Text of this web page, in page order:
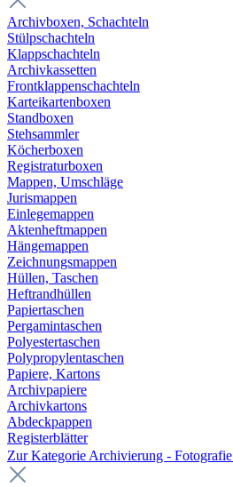
Archivboxen, Schachteln
Stülpschachteln
Klappschachteln
Archivkassetten
Frontklappenschachteln
Karteikartenboxen
Standboxen
Stehsammler
Köcherboxen
Registraturboxen
Mappen, Umschläge
Jurismappen
Einlegemappen
Aktenheftmappen
Hängemappen
Zeichnungsmappen
Hüllen, Taschen
Heftrandhüllen
Papiertaschen
Pergamintaschen
Polyestertaschen
Polypropylentaschen
Papiere, Kartons
Archivpapiere
Archivkartons
Abdeckpappen
Registerblätter
Zur Kategorie Archivierung - Fotografie